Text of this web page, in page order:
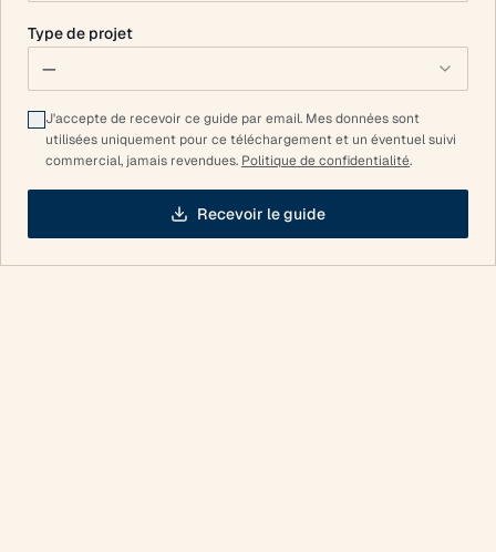
Type de projet
—
J'accepte de recevoir ce guide par email. Mes données sont
utilisées uniquement pour ce téléchargement et un éventuel suivi
commercial, jamais revendues. Politique de confidentialité.
Recevoir le guide